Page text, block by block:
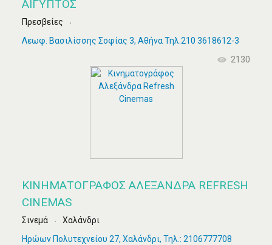
ΑΙΓΥΠΤΟΣ
Πρεσβείες
Λεωφ. Βασιλίσσης Σοφίας 3, Αθήνα Τηλ.210 3618612-3
2130
ΚΙΝΗΜΑΤΟΓΡΆΦΟΣ ΑΛΕΞΆΝΔΡΑ REFRESH
CINEMAS
Σινεμά
Χαλάνδρι
Ηρώων Πολυτεχνείου 27, Χαλάνδρι, Τηλ.: 2106777708